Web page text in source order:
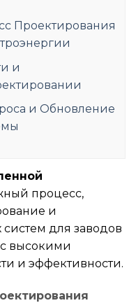
Проектирования
и
и Обновление
процесс,
и
для заводов
высокими
и эффективности.